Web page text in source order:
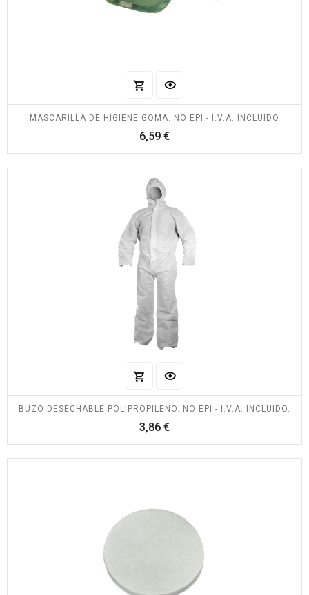
MASCARILLA DE HIGIENE GOMA. NO EPI - I.V.A. INCLUIDO
6,59 €Precio
BUZO DESECHABLE POLIPROPILENO. NO EPI - I.V.A. INCLUIDO.
3,86 €Precio